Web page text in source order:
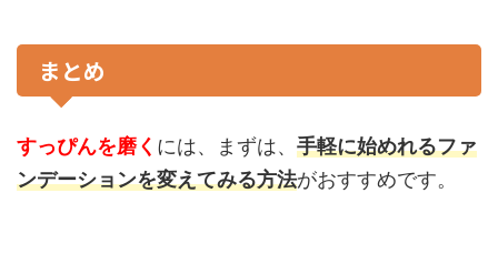
まとめ
すっぴんを磨く には、まずは、 手軽に始めれるファ
ンデーションを変えてみる方法がおすすめです。